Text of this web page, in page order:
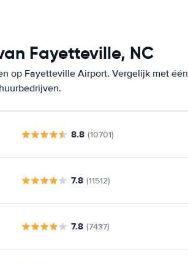
Fayetteville, NC
op Fayetteville Airport. Vergelijk met één
8.8 (10701)
7.8 (11512)
7.8 (7437)